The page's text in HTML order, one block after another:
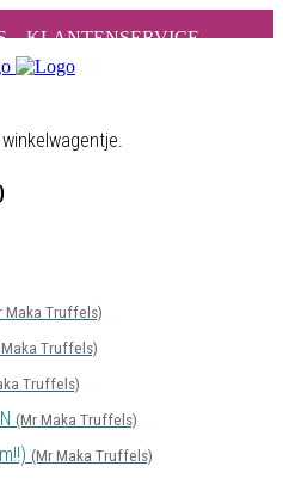
–KLANTENSERVICE
Maka Truffels)
Maka Truffels)
Truffels)
(Mr Maka Truffels)
(Mr Maka Truffels)